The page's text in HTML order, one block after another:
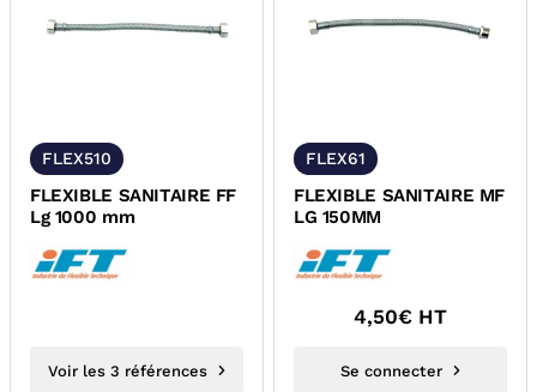
FLEX510
FLEXIBLE SANITAIRE FF
Lg 1000 mm
Voir les 3 références
FLEX61
FLEXIBLE SANITAIRE MF
LG 150MM
4,50€ HT
Se connecter